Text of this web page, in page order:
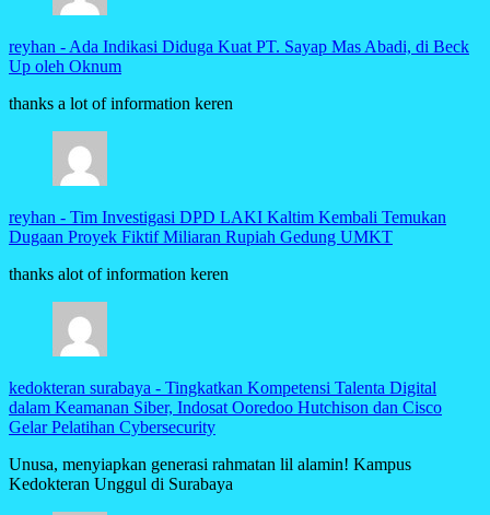
reyhan - Ada Indikasi Diduga Kuat PT. Sayap Mas Abadi, di Beck
Up oleh Oknum
thanks a lot of information keren
reyhan - Tim Investigasi DPD LAKI Kaltim Kembali Temukan
Dugaan Proyek Fiktif Miliaran Rupiah Gedung UMKT
thanks alot of information keren
kedokteran surabaya - Tingkatkan Kompetensi Talenta Digital
dalam Keamanan Siber, Indosat Ooredoo Hutchison dan Cisco
Gelar Pelatihan Cybersecurity
Unusa, menyiapkan generasi rahmatan lil alamin! Kampus
Kedokteran Unggul di Surabaya